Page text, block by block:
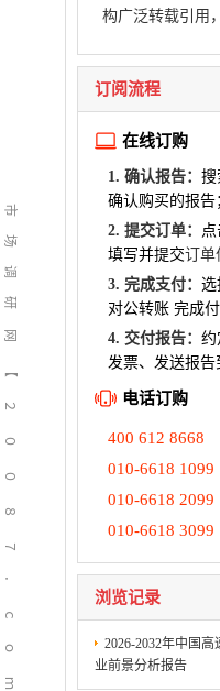
市
场
调
研
网
【
２
０
０
８
７
．
ｃ
ｏ
ｍ
构广泛转载引用
订阅流程
在线订购
1. 确认报告： 搜
确认购买的报告
2. 提交订单： 点
填写并提交订单
3. 完成支付： 选
对公转账 完成付
4. 交付报告： 约
发票、发送报告
电话订购
400 612 8668
010-6618 1099
010-6618 2099
010-6618 3099
浏览记录
2026-2032年中国
业前景分析报告